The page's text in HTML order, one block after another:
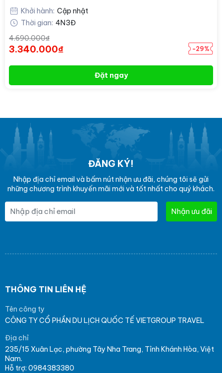
Khởi hành: Cập nhật
Thời gian: 4N3Đ
4.690.000₫
3.340.000₫ -29%
Đặt ngay
ĐĂNG KÝ!
Nhập địa chỉ email và bấm nút nhận ưu đãi, chúng tôi sẽ gửi
những chương trình khuyến mãi mới và tốt nhất cho quý khách.
Nhận ưu đãi
THÔNG TIN LIÊN HỆ
Tên công ty
CÔNG TY CỔ PHẦN DU LỊCH QUỐC TẾ VIETGROUP TRAVEL
Địa chỉ
235/15 Xuân Lạc, phường Tây Nha Trang, Tỉnh Khánh Hòa, Việt
Nam.
Hỗ trợ: 0984383380